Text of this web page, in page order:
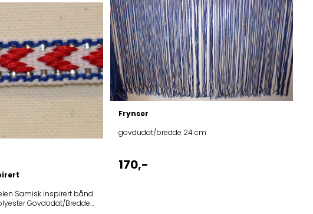
bånd
Bredde:
Frynser
govdudat/bredde 24 cm
170,-
lager i
rukses/rød, alit/blå,
burgunder, oker, lilla,
På lager